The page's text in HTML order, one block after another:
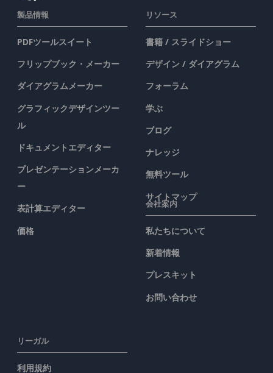
製品情報
PDFツールスイート
フリップブック・メーカー
ダイアグラムメーカー
グラフィックデザインツー
ル
ドキュメントエディター
プレゼンテーションメーカ
ー
表計算エディター
価格
リソース
書籍 / スライドショー
デザイン / ダイアグラム
フォーラム
学ぶ
ブログ
ナレッジ
無料ツール
サイトマップ
会社案内
私たちについて
新着情報
プレスキット
お問い合わせ
リーガル
利用規約